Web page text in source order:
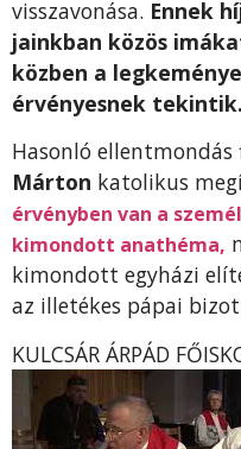
visszavonása. Ennek
jainkban közös
közben a
érvényesnek tekintik.
Hasonló
Márton katolikus
érvényben van a
kimondott anathéma,
kimondott egyházi
az illetékes pápai
KULCSÁR ÁRPÁD FŐISK